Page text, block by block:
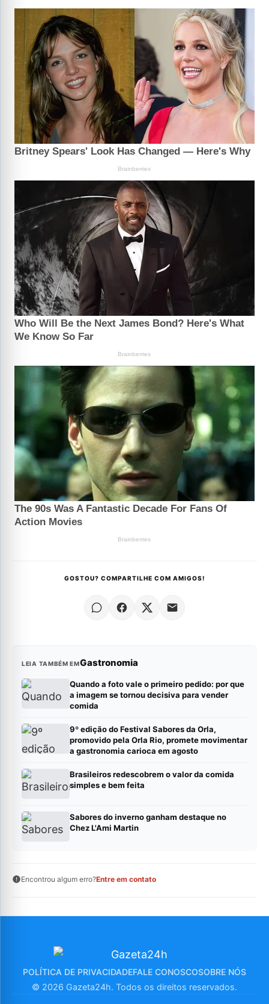
GOSTOU? COMPARTILHE COM AMIGOS!
LEIA TAMBÉM EMGastronomia
Quando a foto vale o primeiro pedido: por que
a imagem se tornou decisiva para vender
comida
9º edição do Festival Sabores da Orla,
promovido pela Orla Rio, promete movimentar
a gastronomia carioca em agosto
Brasileiros redescobrem o valor da comida
simples e bem feita
Sabores do inverno ganham destaque no
Chez L'Ami Martin
Encontrou algum erro?Entre em contato
POLÍTICA DE PRIVACIDADEFALE CONOSCOSOBRE NÓS
© 2026 Gazeta24h. Todos os direitos reservados.